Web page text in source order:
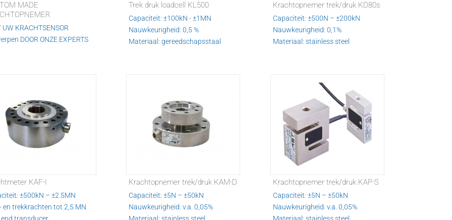
MADE
UW KRACHTSENSOR
DOOR ONZE EXPERTS
Trek druk loadcell KL500
Capaciteit: ±100kN - ±1MN
Nauwkeurigheid: 0,5 %
Materiaal: gereedschapsstaal
Krachtopnemer trek/druk KD80s
Capaciteit: ±500N – ±200kN
Nauwkeurigheid: 0,1%
Materiaal: stainless steel
KAF-I
±500kN – ±2.5MN
en trekkrachten tot 2,5 MN
Krachtopnemer trek/druk KAM-D
Capaciteit: ±5N – ±50kN
Nauwkeurigheid: v.a. 0,05%
Krachtopnemer trek/druk KAP-S
Capaciteit: ±5N – ±50kN
Nauwkeurigheid: v.a. 0,05%